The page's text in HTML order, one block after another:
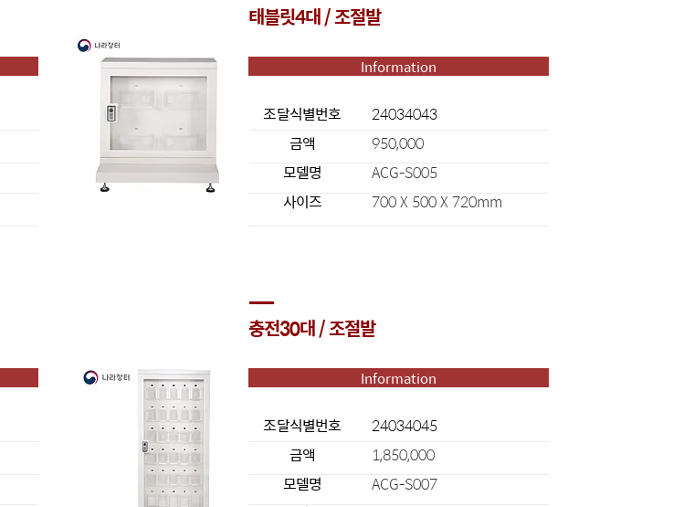
태블릿4대 / 조절발
Information
조달식별번호
금액
모델명
사이즈
24034043
950,000
ACG-S005
700 X 500 X 720mm
충전30대 / 조절발
Information
조달식별번호
금액
모델명
24034045
1,850,000
ACG-S007